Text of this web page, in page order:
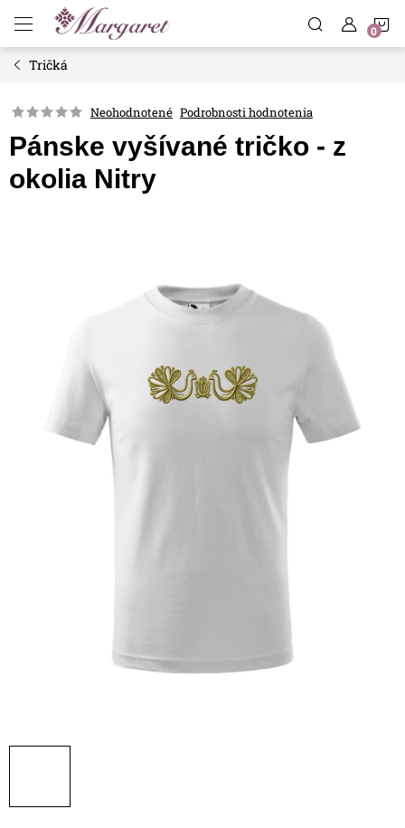
obsah
Tričká
Neohodnotené Podrobnosti hodnotenia
Pánske vyšívané tričko - z
okolia Nitry